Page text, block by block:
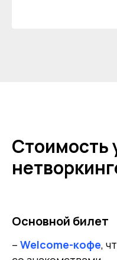
Стоимость
Основной билет
– Welcome-кофе,